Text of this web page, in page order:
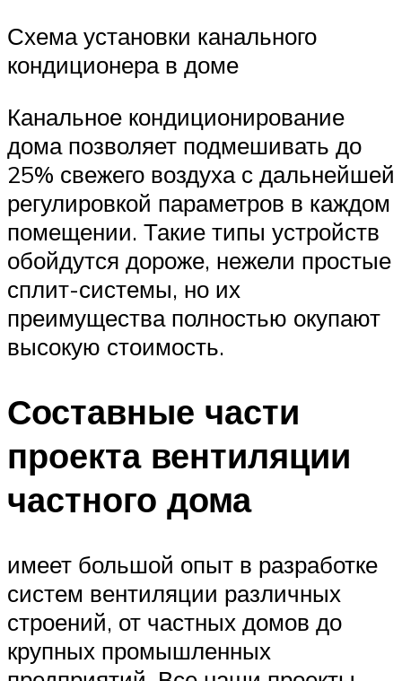
Схема установки канального
кондиционера в доме
Канальное кондиционирование
дома позволяет подмешивать до
25% свежего воздуха с дальнейшей
регулировкой параметров в каждом
помещении. Такие типы устройств
обойдутся дороже, нежели простые
сплит-системы, но их
преимущества полностью окупают
высокую стоимость.
Составные части
проекта вентиляции
частного дома
имеет большой опыт в разработке
систем вентиляции различных
строений, от частных домов до
крупных промышленных